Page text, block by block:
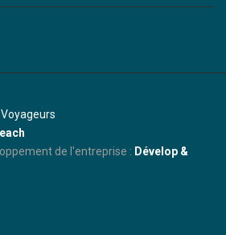
de l'entreprise : Dévelop &